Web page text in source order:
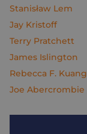
Stanisław Lem
Jay Kristoff
Terry Pratchett
James Islington
Rebecca F. Kuang
Joe Abercrombie